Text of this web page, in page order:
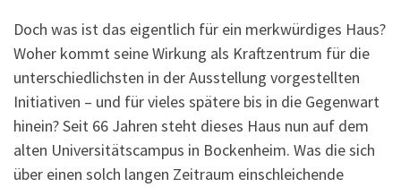
Doch was ist das eigentlich für ein merkwürdiges Haus?
Woher kommt seine Wirkung als Kraftzentrum für die
unterschiedlichsten in der Ausstellung vorgestellten
Initiativen – und für vieles spätere bis in die Gegenwart
hinein? Seit 66 Jahren steht dieses Haus nun auf dem
alten Universitätscampus in Bockenheim. Was die sich
über einen solch langen Zeitraum einschleichende